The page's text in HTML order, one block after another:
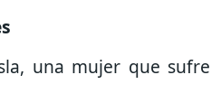
una mujer que sufre